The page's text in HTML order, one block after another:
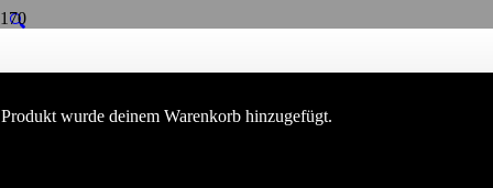
Produkt wurde deinem Warenkorb hinzugefügt.
🔍